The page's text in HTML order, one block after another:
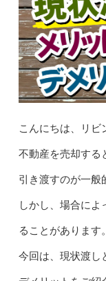
こんにちは、リビ
不動産を売却する
引き渡すのが一般
しかし、場合によ
ることがあります。
今回は、現状渡し